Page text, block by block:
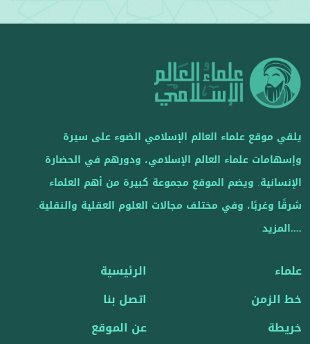
يلقي موقع علماء العالم الإسلامي الضوء على سيرة
وإسهامات علماء العالم الإسلامي، ودورهم في الحضارة
الإنسانية. ويضم الموقع مجموعة كبيرة من أهم العلماء
شرقًا وغربًا، وفي مختلف مجالات العلوم العقلية والنقلية.
....المزيد
علماء
خط الزمن
خريطة
الرئيسية
اتصل بنا
عن الموقع